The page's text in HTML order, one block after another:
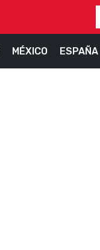
MÉXICO ESPAÑA